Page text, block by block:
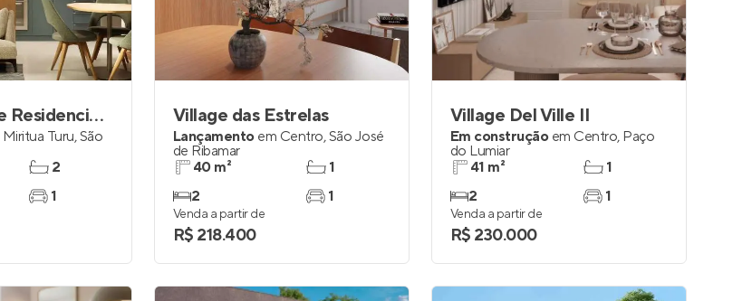
Be Life Prime Residencial Club
Miritua Turu,São
2
1
Village das Estrelas
Lançamento em Centro,São José
de Ribamar
40 m²
2
1
1
Venda a partir de
R$ 218.400
Village Del Ville II
Em construção em Centro, Paço
do Lumiar
41 m²
2
1
1
Venda a partir de
R$ 230.000